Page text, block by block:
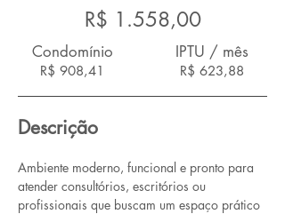
R$ 1.558,00
Condomínio
R$ 908,41
IPTU / mês
R$ 623,88
Descrição
Ambiente moderno, funcional e pronto para
atender consultórios, escritórios ou
profissionais que buscam um espaço prático